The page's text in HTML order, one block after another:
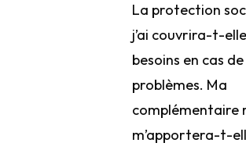
La protection
j’ai couvrira-t-
besoins en cas de
problèmes. Ma
complémentaire
m’apportera-t-